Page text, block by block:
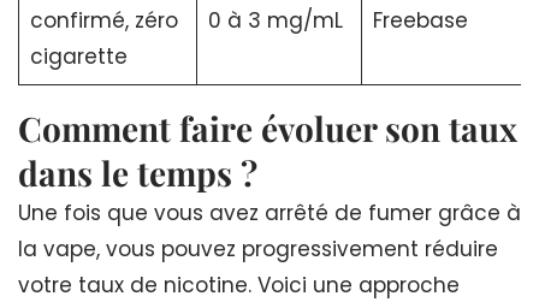
confirmé, zéro
cigarette
0 à 3 mg/mL Freebase
Comment faire évoluer son taux
dans le temps ?
Une fois que vous avez arrêté de fumer grâce à
la vape, vous pouvez progressivement réduire
votre taux de nicotine. Voici une approche